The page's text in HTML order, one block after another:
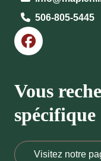
506-805-5445
Vous
spécifique
Visitez notre